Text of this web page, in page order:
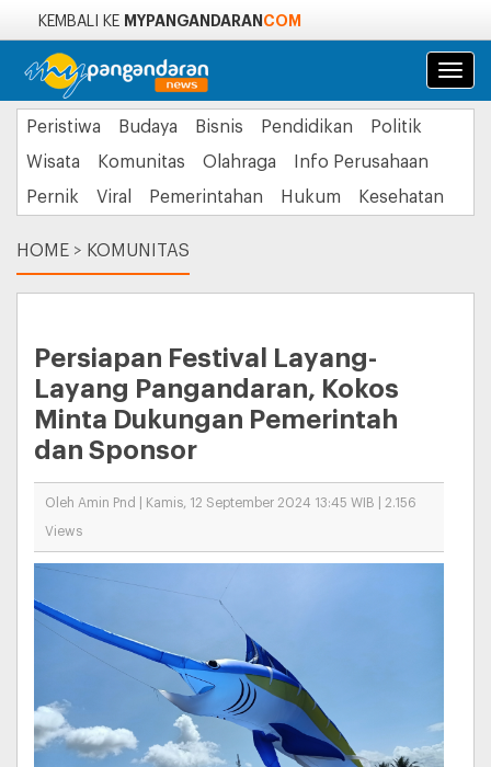
KEMBALI KE MYPANGANDARAN COM
Peristiwa Budaya Bisnis Pendidikan
Politik
Wisata
Komunitas Olahraga
Info Perusahaan
Pernik
Viral Pemerintahan Hukum Kesehatan
HOME > KOMUNITAS
Persiapan Festival Layang-
Layang Pangandaran, Kokos
Minta Dukungan Pemerintah
dan Sponsor
Oleh Amin Pnd | Kamis, 12 September 2024 13:45 WIB | 2.156
Views